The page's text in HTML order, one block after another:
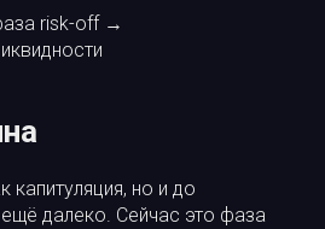
risk-off →
капитуляция, но и до
далеко. Сейчас это фаза